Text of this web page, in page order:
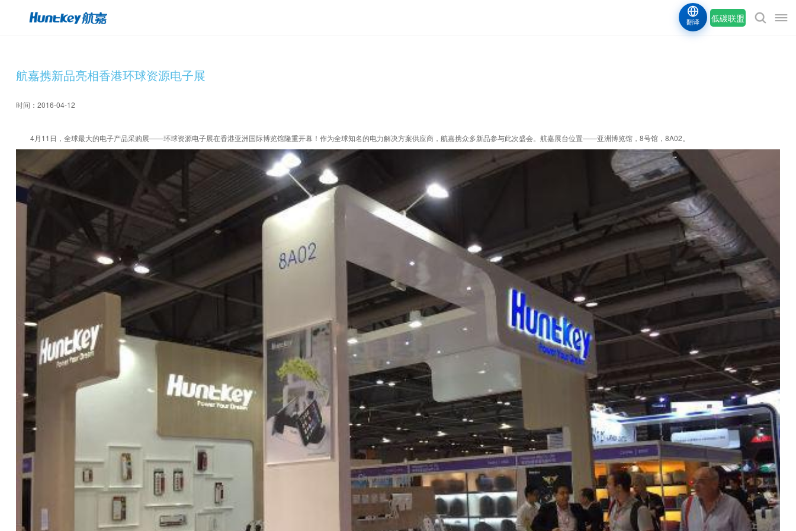
低碳联盟
翻译
航嘉携新品亮相香港环球资源电子展
时间：2016-04-12
4月11日，全球最大的电子产品采购展——环球资源电子展在香港亚洲国际博览馆隆重开幕！作为全球知名的电力解决方案供应商，航嘉携众多新品参与此次盛会。航嘉展台位置——亚洲博览馆，8号馆，8A02。